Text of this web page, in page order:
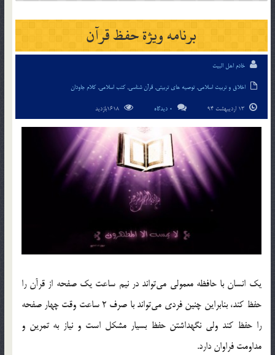
برنامه ويژة حفظ قرآن
خادم اهل البیت
اخلاق و تربیت اسلامی,توصیه های تربیتی, قرآن شناسی,کتب اسلامی,کلام جاودان
0 دیدگاه
يك انسان با حافظه معمولي مي‌تواند در نيم ساعت يك صفحه از قرآن را
حفظ كند، بنابراين چنين فردي مي‌تواند با صرف 2 ساعت وقت چهار صفحه
را حفظ كند ولي نگهداشتن حفظ بسيار مشكل است و نياز به تمرين و
مداومت فراوان دارد.